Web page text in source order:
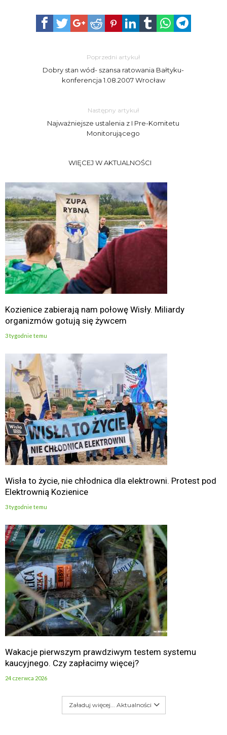
Poprzedni artykuł
Dobry stan wód- szansa ratowania Bałtyku-
konferencja 1.08.2007 Wrocław
Następny artykuł
Najważniejsze ustalenia z I Pre-Komitetu
Monitorującego
WIĘCEJ W AKTUALNOŚCI
Kozienice zabierają nam połowę Wisły. Miliardy
organizmów gotują się żywcem
3 tygodnie temu
Wisła to życie, nie chłodnica dla elektrowni. Protest pod
Elektrownią Kozienice
3 tygodnie temu
Wakacje pierwszym prawdziwym testem systemu
kaucyjnego. Czy zapłacimy więcej?
24 czerwca 2026
Załaduj więcej... Aktualności